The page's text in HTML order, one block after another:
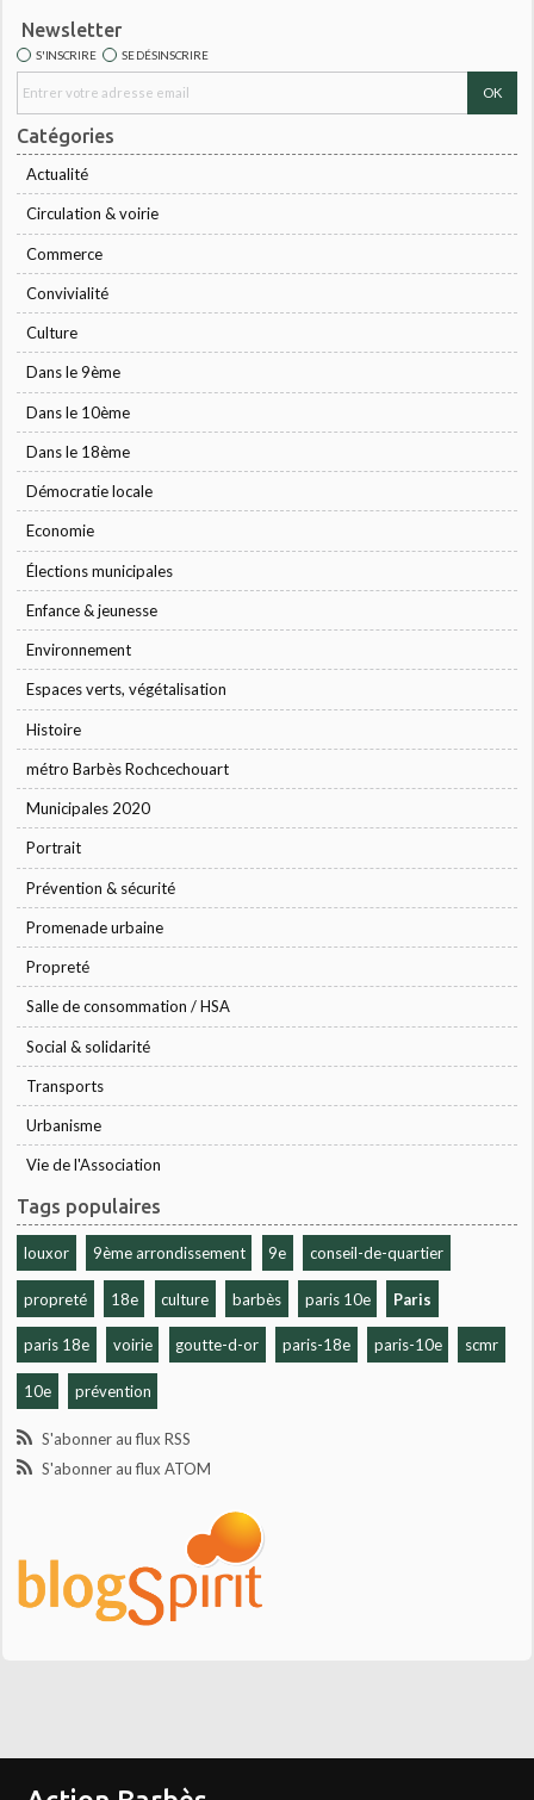
Newsletter
S'INSCRIRE SE DÉSINSCRIRE
Catégories
Actualité
Circulation & voirie
Commerce
Convivialité
Culture
Dans le 9ème
Dans le 10ème
Dans le 18ème
Démocratie locale
Economie
Élections municipales
Enfance & jeunesse
Environnement
Espaces verts, végétalisation
Histoire
métro Barbès Rochcechouart
Municipales 2020
Portrait
Prévention & sécurité
Promenade urbaine
Propreté
Salle de consommation / HSA
Social & solidarité
Transports
Urbanisme
Vie de l'Association
Tags populaires
louxor 9ème arrondissement 9e conseil-de-quartier
propreté 18e culture barbès paris 10e Paris
paris 18e voirie goutte-d-or paris-18e paris-10e scmr
10e prévention
S'abonner au flux RSS
S'abonner au flux ATOM